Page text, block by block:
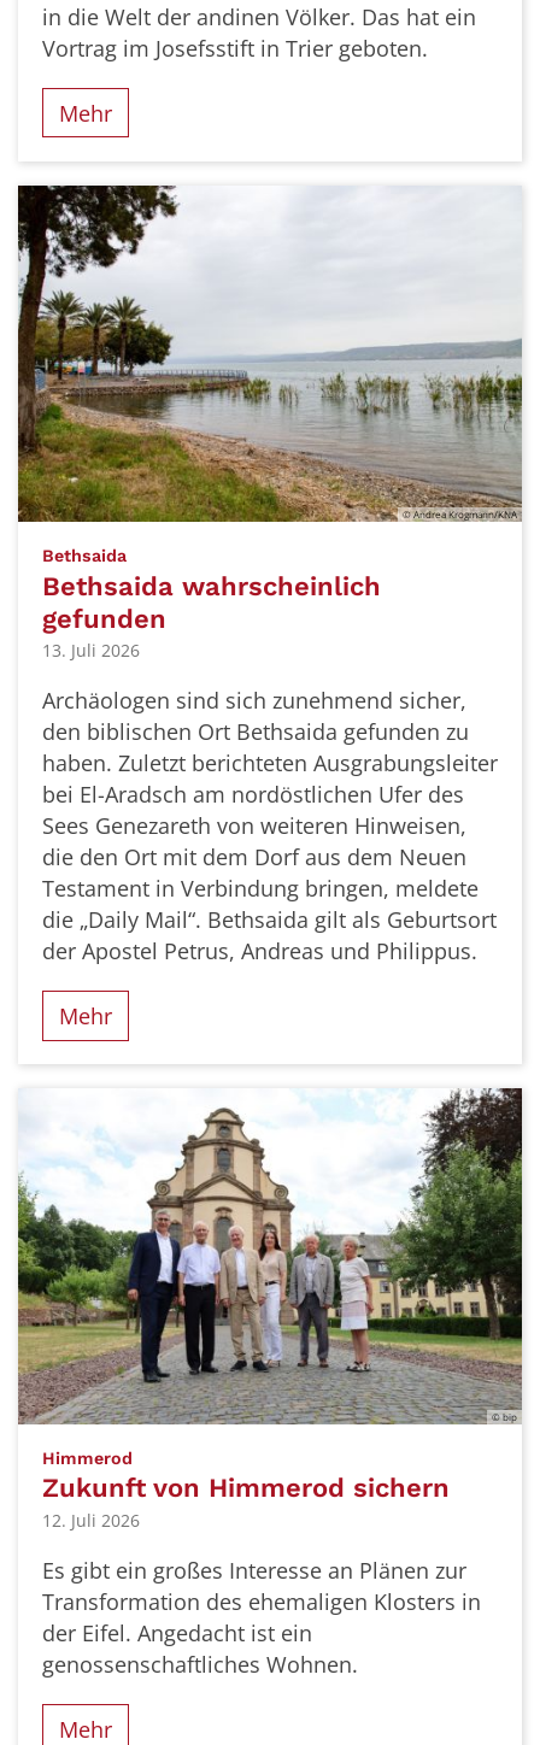
in die Welt der andinen Völker. Das hat ein
Vortrag im Josefsstift in Trier geboten.
Mehr
© Andrea Krogmann/KNA
Bethsaida
Bethsaida wahrscheinlich
gefunden
13. Juli 2026
Archäologen sind sich zunehmend sicher,
den biblischen Ort Bethsaida gefunden zu
haben. Zuletzt berichteten Ausgrabungsleiter
bei El-Aradsch am nordöstlichen Ufer des
Sees Genezareth von weiteren Hinweisen,
die den Ort mit dem Dorf aus dem Neuen
Testament in Verbindung bringen, meldete
die „Daily Mail“. Bethsaida gilt als Geburtsort
der Apostel Petrus, Andreas und Philippus.
Mehr
© bip
Himmerod
Zukunft von Himmerod sichern
12. Juli 2026
Es gibt ein großes Interesse an Plänen zur
Transformation des ehemaligen Klosters in
der Eifel. Angedacht ist ein
genossenschaftliches Wohnen.
Mehr